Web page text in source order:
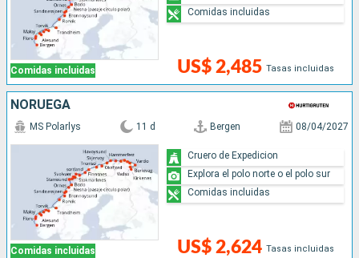
Comidas incluidas US$ 2,485 Tasas incluidas
Comidas incluidas
NORUEGA
Comidas incluidas
MS Polarlys 11 d Bergen 08/04/2027
US$ 2,624 Tasas incluidas
Cruero de Expedicion
Explora el polo norte o el polo sur
Comidas incluidas